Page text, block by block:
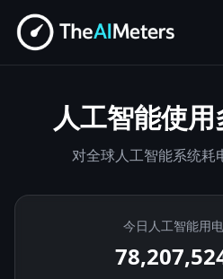
人工智能使用
对全球人工智能系统耗
今日人工智能用